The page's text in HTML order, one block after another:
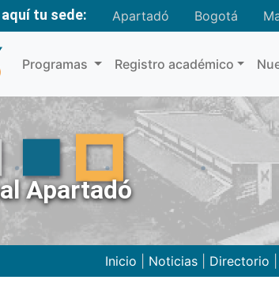
tu sede: Apartadó Bogotá
Programas Registro académico
Apartadó
Inicio Noticias Directorio